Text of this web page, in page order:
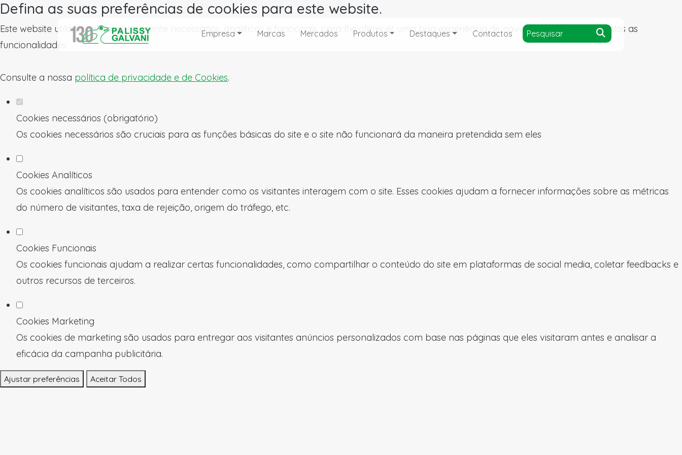
Defina as suas preferências de cookies para este website.
Este website utiliza cookies estritamente necessários, analíticos e funcionais, para lhe oferecer uma boa experiência de navegação e acesso a todas as
funcionalidades.
Consulte a nossa política de privacidade e de Cookies.
Cookies necessários (obrigatório)
Os cookies necessários são cruciais para as funções básicas do site e o site não funcionará da maneira pretendida sem eles
Cookies Analíticos
Os cookies analíticos são usados para entender como os visitantes interagem com o site. Esses cookies ajudam a fornecer informações sobre as métricas
do número de visitantes, taxa de rejeição, origem do tráfego, etc.
Cookies Funcionais
Os cookies funcionais ajudam a realizar certas funcionalidades, como compartilhar o conteúdo do site em plataformas de social media, coletar feedbacks e
outros recursos de terceiros.
Cookies Marketing
Os cookies de marketing são usados para entregar aos visitantes anúncios personalizados com base nas páginas que eles visitaram antes e analisar a
eficácia da campanha publicitária.
Ajustar preferências Aceitar Todos
Empresa Marcas Mercados Produtos Destaques Contactos